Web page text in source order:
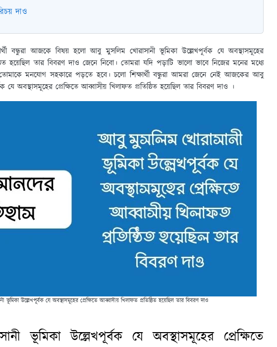
দাও
বন্ধুরা আজকে বিষয় হলো আবু মুসলিম খোরাসানী ভূমিকা উল্লেখপূর্বক যে অবস্থাসমূহের
হয়েছিল তার বিবরণ দাও জেনে নিবো। তোমরা যদি পড়াটি ভালো ভাবে নিজের মনের মধ্যে
মনযোগ সহকারে পড়তে হবে। চলো শিক্ষার্থী বন্ধুরা আমরা জেনে নেই আজকের আবু
যে অবস্থাসমূহের প্রেক্ষিতে আব্বাসীয় খিলাফত প্রতিষ্ঠিত হয়েছিল তার বিবরণ দাও ।
উল্লেখপূর্বক যে অবস্থাসমূহের প্রেক্ষিতে আব্বাসীয় খিলাফত প্রতিষ্ঠিত হয়েছিল তার বিবরণ দাও
ভূমিকা উল্লেখপূর্বক যে অবস্থাসমূহের প্রেক্ষিতে